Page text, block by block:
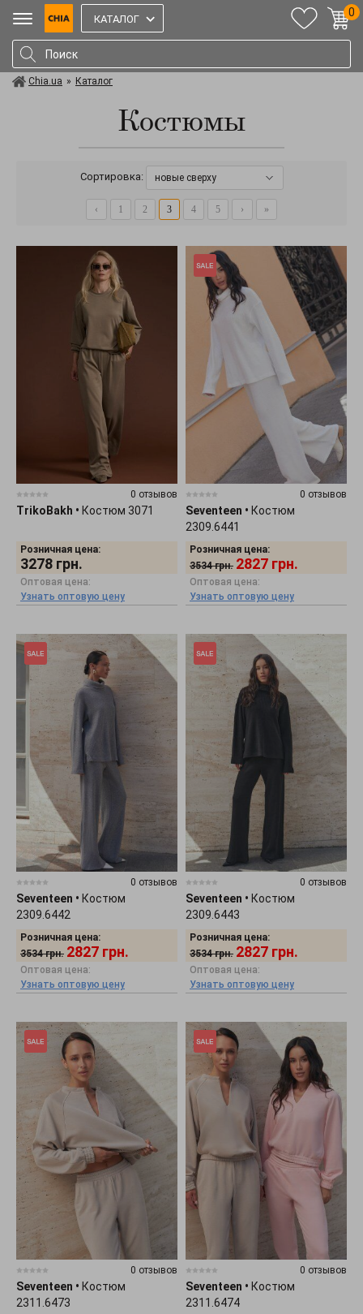
КАТАЛОГ
0
Chia.ua » Каталог
Костюмы
Сортировка: новые сверху
‹ 1 2 3 4 5 › »
0 отзывов
TrikoBakh • Костюм 3071
Розничная цена:
3278 грн.
Оптовая цена:
Узнать оптовую цену
0 отзывов
Seventeen • Костюм
2309.6441
Розничная цена:
3534 грн. 2827 грн.
Оптовая цена:
Узнать оптовую цену
0 отзывов
Seventeen • Костюм
2309.6442
Розничная цена:
3534 грн. 2827 грн.
Оптовая цена:
Узнать оптовую цену
0 отзывов
Seventeen • Костюм
2309.6443
Розничная цена:
3534 грн. 2827 грн.
Оптовая цена:
Узнать оптовую цену
0 отзывов
Seventeen • Костюм
2311.6473
0 отзывов
Seventeen • Костюм
2311.6474